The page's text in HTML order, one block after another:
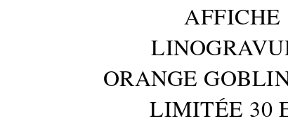
AFFICHE
ORANGE
LIMITÉE 30